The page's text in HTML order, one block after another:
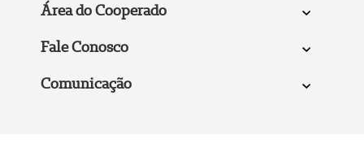
Área do Cooperado
Fale Conosco
Comunicação